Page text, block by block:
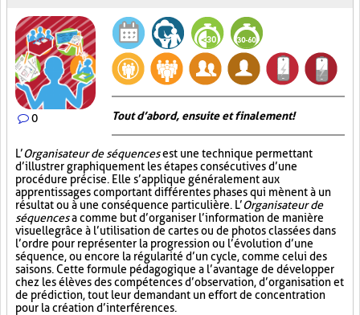
0 Tout d’abord, ensuite et finalement!
L’Organisateur de séquencesest une technique permettant
d’illustrer graphiquement les étapes consécutives d’une
procédure précise. Elle s’applique généralement aux
apprentissages comportant différentes phases qui mènent à un
résultat ou à une conséquence particulière. L’Organisateur de
séquencesa comme but d’organiser l’information de manière
visuellegrâce à l’utilisation de cartes ou de photos classées dans
l’ordre pour représenter la progression ou l’évolution d’une
séquence, ou encore la régularité d’un cycle, comme celui des
saisons. Cette formule pédagogique a l’avantage de développer
chez les élèves des compétences d’observation, d’organisation et
de prédiction, tout leur demandant un effort de concentration
pour la création d’interférences.